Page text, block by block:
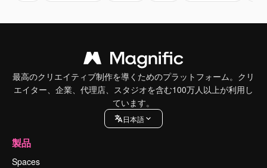
最高のクリエイティブ制作を導くためのプラットフォーム。クリ
エイター、企業、代理店、スタジオを含む100万人以上が利用し
ています。
日本語
製品
Spaces